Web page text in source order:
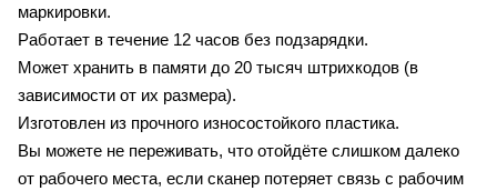
маркировки.
Работает в течение 12 часов без подзарядки.
Может хранить в памяти до 20 тысяч штрихкодов (в
зависимости от их размера).
Изготовлен из прочного износостойкого пластика.
Вы можете не переживать, что отойдёте слишком далеко
от рабочего места, если сканер потеряет связь с рабочим